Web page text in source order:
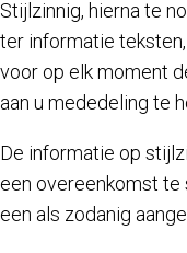
Stijlzinnig, hierna te
ter informatie
voor op elk moment
aan u mededeling te
De informatie op
een overeenkomst te
een als zodanig